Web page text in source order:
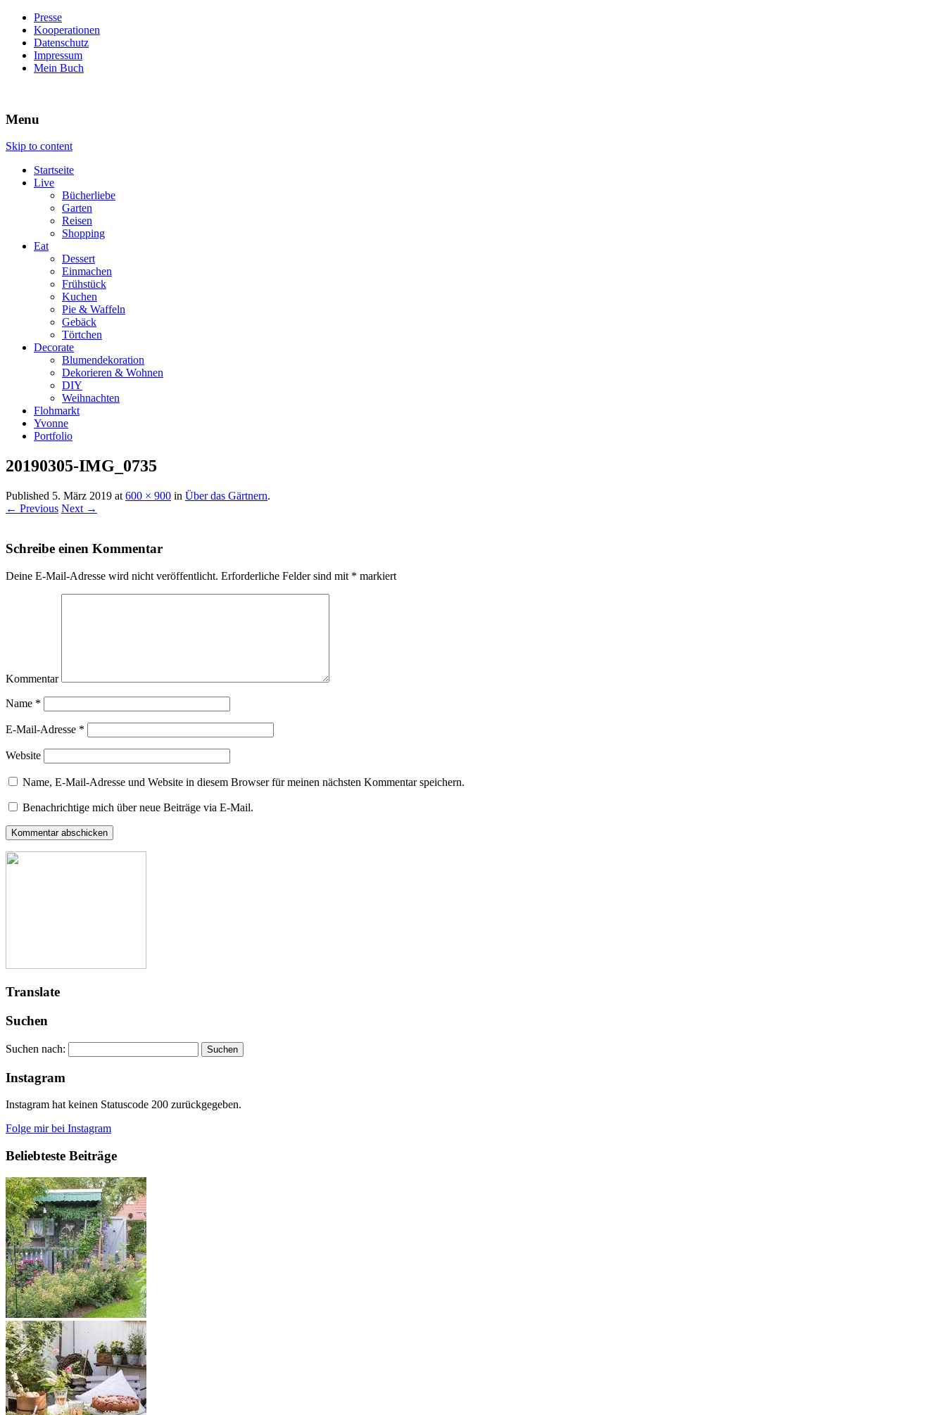
Presse
Kooperationen
Datenschutz
Impressum
Mein Buch
Villa König
Menu
Skip to content
Startseite
Live
Bücherliebe
Garten
Reisen
Shopping
Eat
Dessert
Einmachen
Frühstück
Kuchen
Pie & Waffeln
Gebäck
Törtchen
Decorate
Blumendekoration
Dekorieren & Wohnen
DIY
Weihnachten
Flohmarkt
Yvonne
Portfolio
20190305-IMG_0735
Published 5. März 2019 at 600 × 900 in Über das Gärtnern.
← Previous Next →
Schreibe einen Kommentar
Deine E-Mail-Adresse wird nicht veröffentlicht. Erforderliche Felder sind mit * markiert
Kommentar
Name *
E-Mail-Adresse *
Website
Name, E-Mail-Adresse und Website in diesem Browser für meinen nächsten Kommentar speichern.
Benachrichtige mich über neue Beiträge via E-Mail.
Translate
Suchen
Suchen nach:
Instagram
Instagram hat keinen Statuscode 200 zurückgegeben.
Folge mir bei Instagram
Beliebteste Beiträge